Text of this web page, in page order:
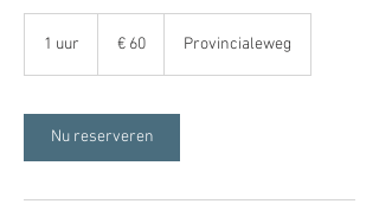
1 uur € 60 Provincialeweg
Nu reserveren